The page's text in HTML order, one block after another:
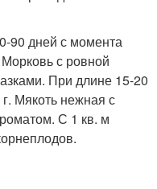
90 дней с момента
с ровной
При длине 15-20
Мякоть нежная с
С 1 кв. м